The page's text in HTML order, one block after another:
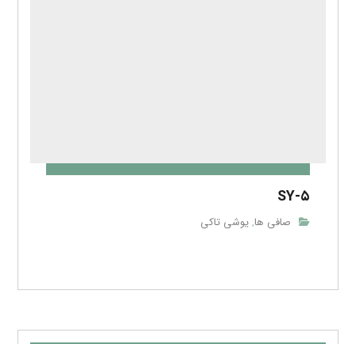
SY-۵
صافی ها,یوشی تاکی